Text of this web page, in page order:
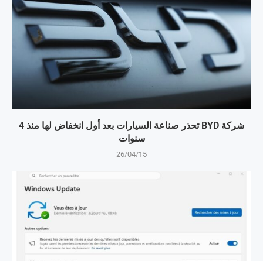
شركة BYD تحذر صناعة السيارات بعد أول انخفاض لها منذ 4
سنوات
26/04/15